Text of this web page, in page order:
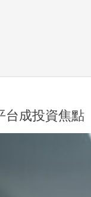
台成投資焦點